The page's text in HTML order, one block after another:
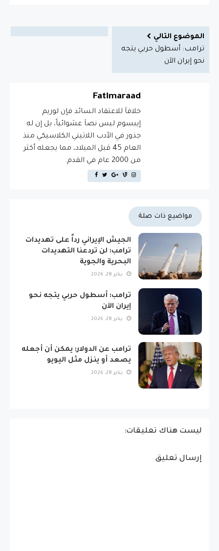
الموضوع التالي
ترامب: أسطول حربي يتجه
نحو إيران الآن
Fatimaraad
خلافاَ للاعتقاد السائد فإن لوريم
إيبسوم ليس نصاَ عشوائياً، بل إن له
جذور في الأدب اللاتيني الكلاسيكي منذ
العام 45 قبل الميلاد، مما يجعله أكثر
من 2000 عام في القدم.
مواضيع ذات صلة
الجيش الإيراني رداً على تهديدات
ترامب: لن تردعنا التهديدات
البحرية والجوية
يناير 28, 2026
ترامب: أسطول حربي يتجه نحو
إيران الآن
يناير 28, 2026
ترامب عن الدولار: يمكن أن أجعله
يصعد أو ينزل مثل اليويو
يناير 28, 2026
ليست هناك تعليقات:
إرسال تعليق